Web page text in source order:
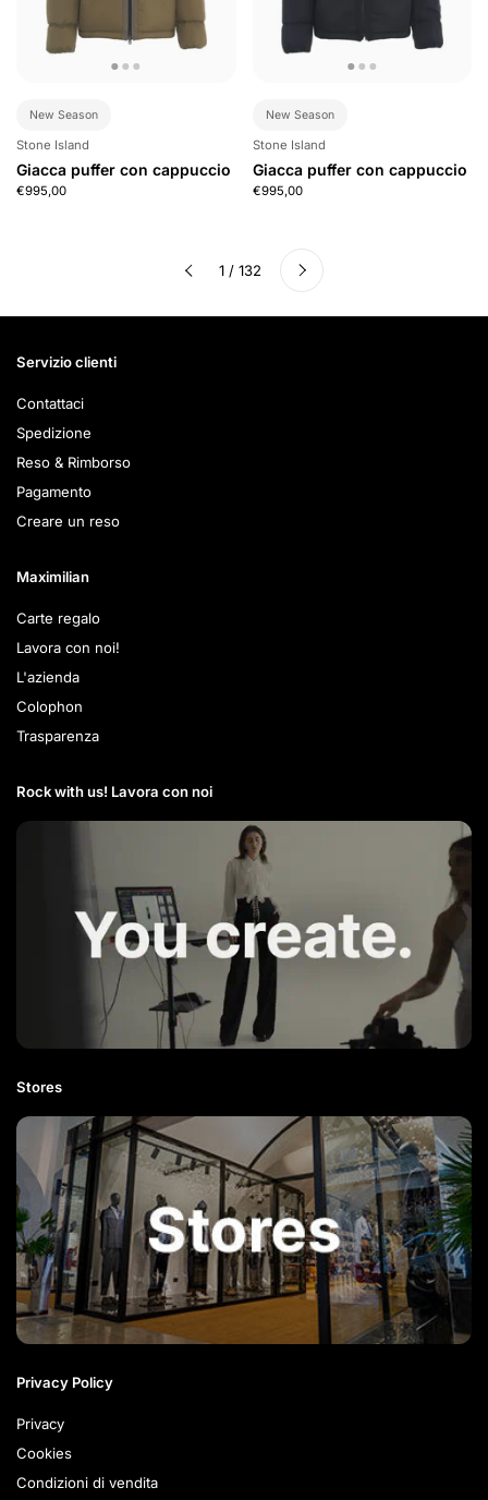
New Season
Stone Island
Giacca puffer con cappuccio
€995,00
New Season
Stone Island
Giacca puffer con cappuccio
€995,00
Precedente 1 / 132 Successivo
Servizio clienti
Contattaci
Spedizione
Reso & Rimborso
Pagamento
Creare un reso
Maximilian
Carte regalo
Lavora con noi!
L'azienda
Colophon
Trasparenza
Rock with us! Lavora con noi​
Stores
Privacy Policy
Privacy
Cookies
Condizioni di vendita